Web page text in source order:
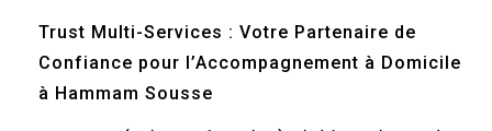
Trust Multi-Services : Votre Partenaire de
Confiance pour l’Accompagnement à Domicile
à Hammam Sousse